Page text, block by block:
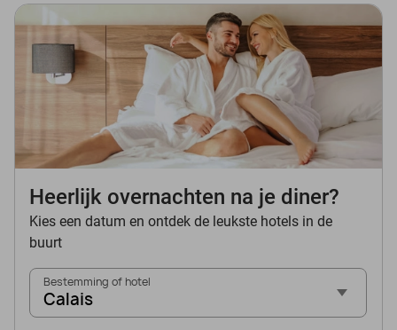
Heerlijk overnachten na je diner?
Kies een datum en ontdek de leukste hotels in de
buurt
Bestemming of hotel
Calais